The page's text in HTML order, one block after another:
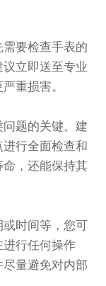
要检查手表的
立即送至专业
重损害。
题的关键。建
行全面检查和
，还能保持其
时间等，您可
进行任何操作
量避免对内部